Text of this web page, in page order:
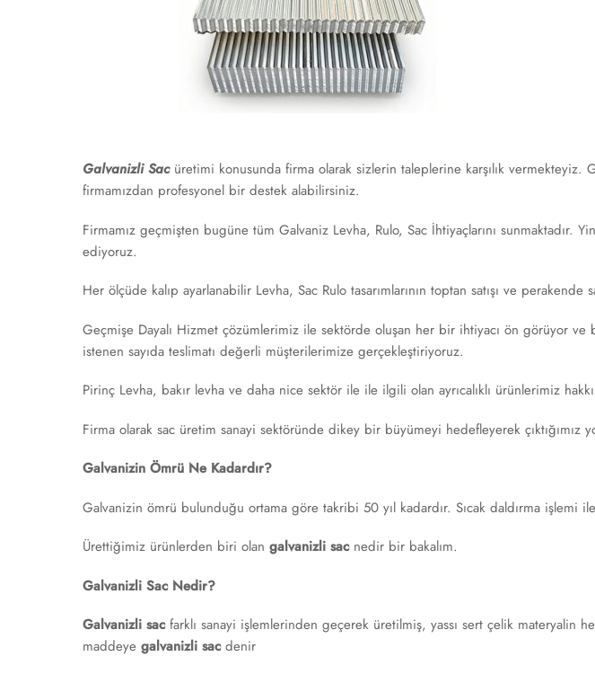
Galvanizli Sac üretimi konusunda firma olarak sizlerin taleplerine karşılık
firmamızdan profesyonel bir destek alabilirsiniz.
Firmamız geçmişten bugüne tüm Galvaniz Levha, Rulo, Sac İhtiyaçlarını
ediyoruz.
Her ölçüde kalıp ayarlanabilir Levha, Sac Rulo tasarımlarının toptan satışı ve
Geçmişe Dayalı Hizmet çözümlerimiz ile sektörde oluşan her bir ihtiyacı ön görüyor
istenen sayıda teslimatı değerli müşterilerimize gerçekleştiriyoruz.
‎Pirinç Levha, bakır levha ve daha nice sektör ile ile ilgili olan ayrıcalıklı ürünlerimiz
Firma olarak sac üretim sanayi sektöründe dikey bir büyümeyi hedefleyerek
Galvanizin Ömrü Ne Kadardır?
Galvanizin ömrü bulunduğu ortama göre takribi 50 yıl kadardır. Sıcak daldırma işlemi
Ürettiğimiz ürünlerden biri olan galvanizli sacnedir bir bakalım.
Galvanizli Sac Nedir?
Galvanizli sacfarklı sanayi işlemlerinden geçerek üretilmiş, yassı sert çelik materyalin
maddeye galvanizli sacdenir